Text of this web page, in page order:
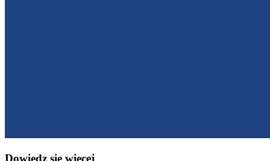
Dowiedz się więcej